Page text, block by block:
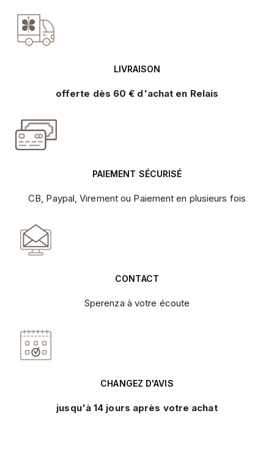
LIVRAISON
offerte dès 60 € d'achat en Relais
PAIEMENT SÉCURISÉ
CB, Paypal, Virement ou Paiement en plusieurs fois
CONTACT
Sperenza à votre écoute
CHANGEZ D'AVIS
jusqu'à 14 jours après votre achat